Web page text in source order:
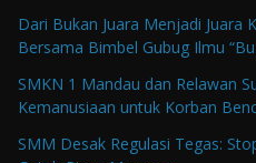
Dari Bukan Juara Menjadi Juara
Bersama Bimbel Gubug Ilmu “Bu
SMKN 1 Mandau dan Relawan
Kemanusiaan untuk Korban
SMM Desak Regulasi Tegas: